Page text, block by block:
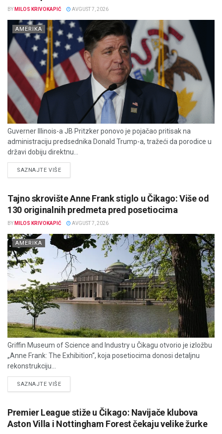
BY MILOS KRIVOKAPIĆ AVGUST 7, 2026
AMERIKA
Guverner Illinois-a JB Pritzker ponovo je pojačao pritisak na
administraciju predsednika Donald Trump-a, tražeći da porodice u
državi dobiju direktnu...
SAZNAJTE VIŠEDETAILS
Tajno skrovište Anne Frank stiglo u Čikago: Više od
130 originalnih predmeta pred posetiocima
BY MILOS KRIVOKAPIĆ AVGUST 7, 2026
AMERIKA
Griffin Museum of Science and Industry u Čikagu otvorio je izložbu
„Anne Frank: The Exhibition“, koja posetiocima donosi detaljnu
rekonstrukciju...
SAZNAJTE VIŠEDETAILS
Premier League stiže u Čikago: Navijače klubova
Aston Villa i Nottingham Forest čekaju velike žurke